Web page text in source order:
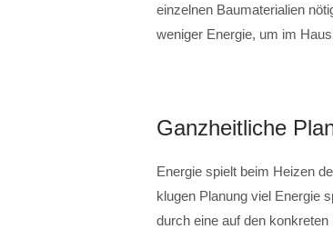
einzelnen Baumaterialien
weniger Energie, um im
Ganzheitliche
Energie spielt beim Heizen
klugen Planung viel Energie
durch eine auf den